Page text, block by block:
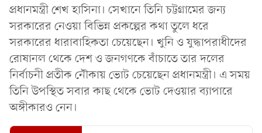
প্রধানমন্ত্রী শেখ হাসিনা। সেখানে তিনি চট্টগ্রামের জন্য
সরকারের নেওয়া বিভিন্ন প্রকল্পের কথা তুলে ধরে
সরকারের ধারাবাহিকতা চেয়েছেন। খুনি ও যুদ্ধাপরাধীদের
রোষানল থেকে দেশ ও জনগণকে বাঁচাতে তার দলের
নির্বাচনী প্রতীক নৌকায় ভোট চেয়েছেন প্রধানমন্ত্রী। এ সময়
তিনি উপস্থিত সবার কাছ থেকে ভোট দেওয়ার ব্যাপারে
অঙ্গীকারও নেন।